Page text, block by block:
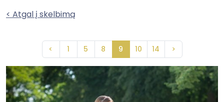
< Atgal į skelbimą
< 1 5 8 9 10 14 >